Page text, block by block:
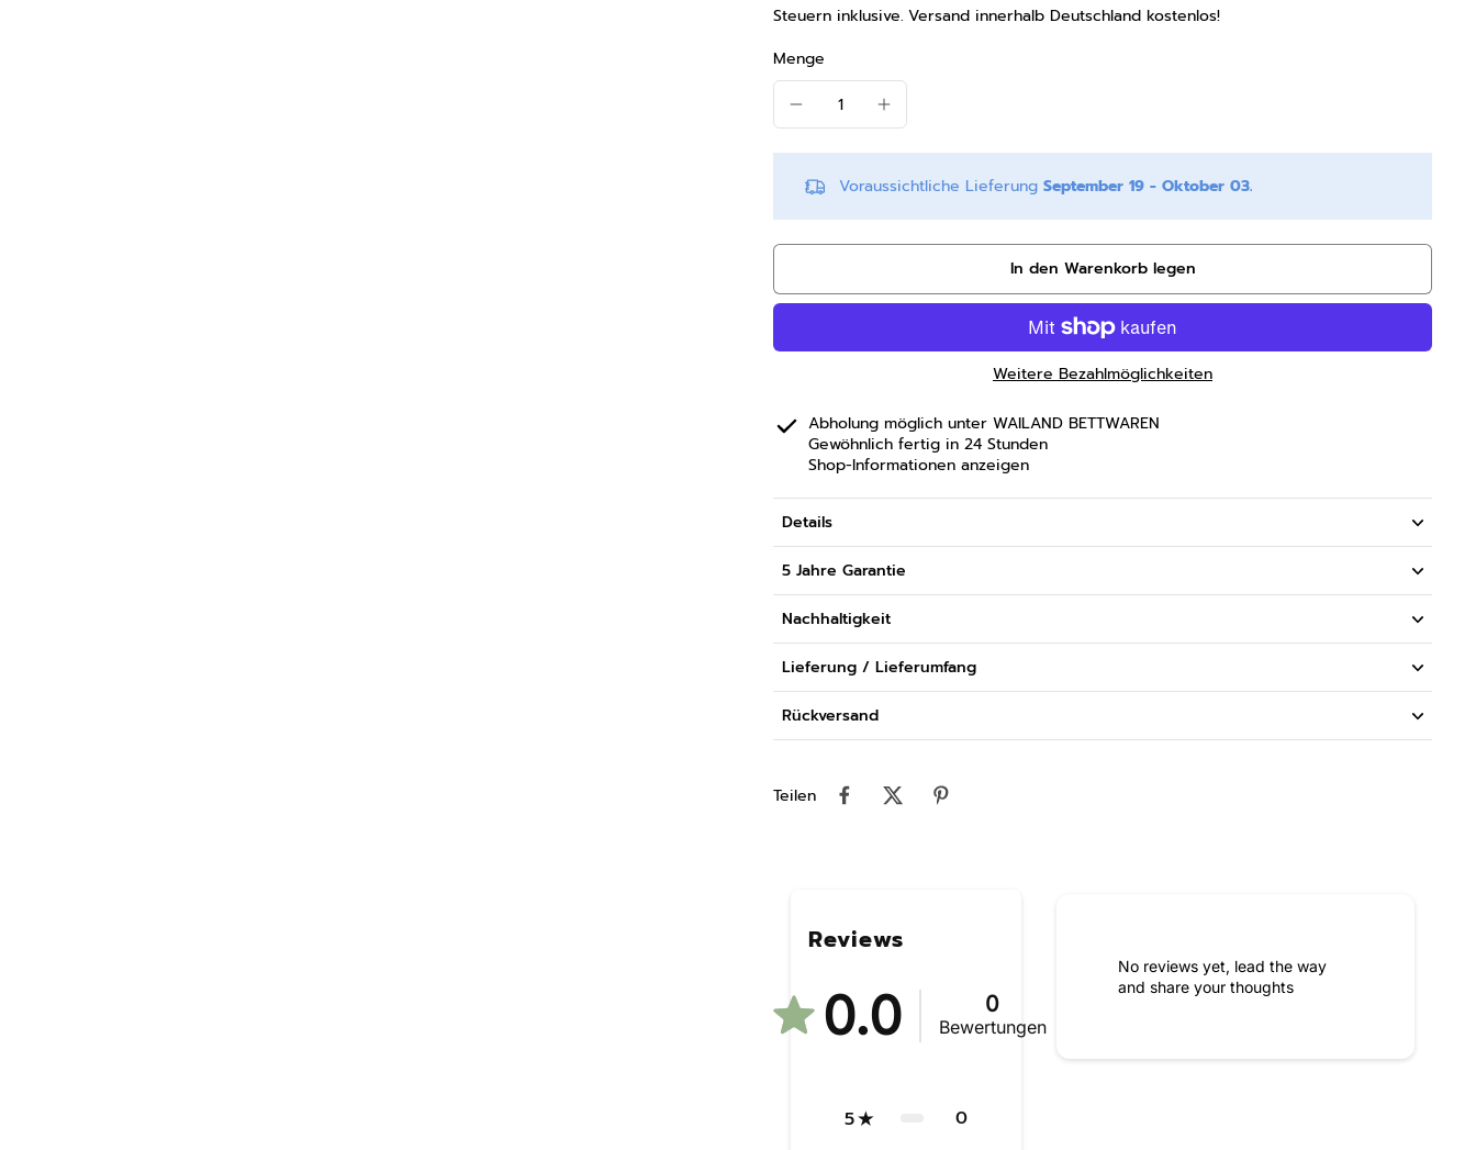
Steuern inklusive. Versand innerhalb Deutschland kostenlos!
Menge
Voraussichtliche Lieferung September 19 - Oktober 03.
In den Warenkorb legen
Weitere Bezahlmöglichkeiten
Abholung möglich unter WAILAND BETTWAREN
Gewöhnlich fertig in 24 Stunden
Shop-Informationen anzeigen
Details
5 Jahre Garantie
Nachhaltigkeit
Lieferung / Lieferumfang
Rückversand
Teilen
Reviews
0.0 0
Bewertungen
5 0
No reviews yet, lead the way
and share your thoughts